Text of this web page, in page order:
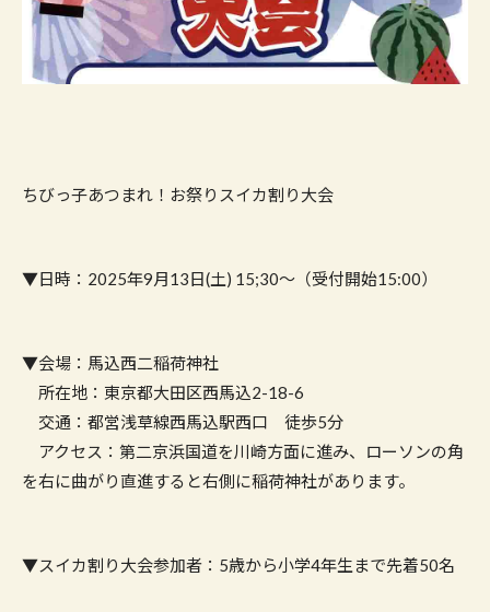
ちびっ子あつまれ！お祭りスイカ割り大会
▼日時：2025年9月13日(土) 15;30〜（受付開始15:00）
▼会場：馬込西二稲荷神社
所在地：東京都大田区西馬込2-18-6
交通：都営浅草線西馬込駅西口 徒歩5分
アクセス：第二京浜国道を川崎方面に進み、ローソンの角
を右に曲がり直進すると右側に稲荷神社があります。
▼スイカ割り大会参加者：5歳から小学4年生まで先着50名